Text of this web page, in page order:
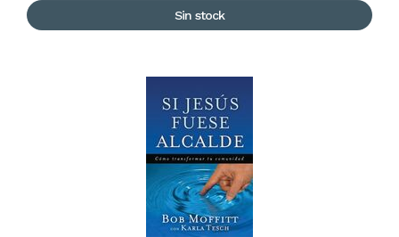
Sin stock